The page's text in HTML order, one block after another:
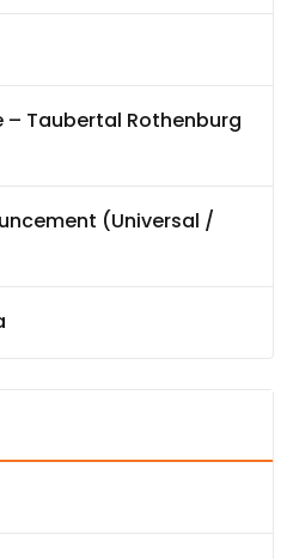
– Taubertal Rothenburg
(Universal /